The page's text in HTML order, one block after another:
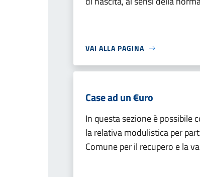
VAI ALLA PAGINA
Case ad un €uro
In questa sezione è possibile
la relativa modulistica per
Comune per il recupero e la